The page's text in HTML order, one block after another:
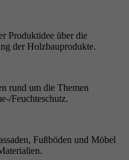
Produktidee über die
der Holzbauprodukte.
rund um die Themen
Feuchteschutz.
Fußböden und Möbel